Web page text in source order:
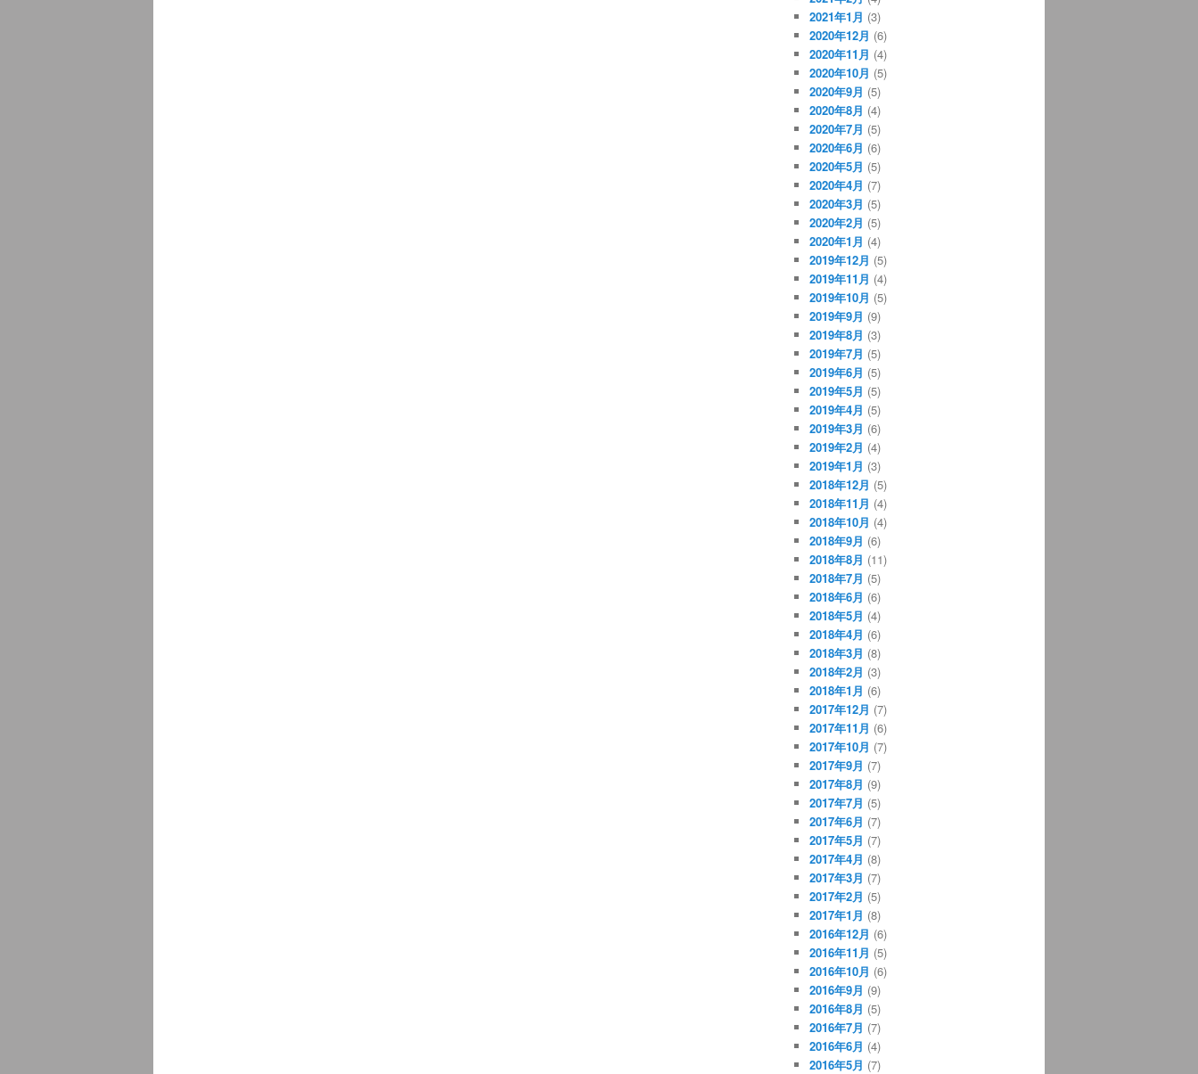
2021年1月 (3)
2020年12月 (6)
2020年11月 (4)
2020年10月 (5)
2020年9月 (5)
2020年8月 (4)
2020年7月 (5)
2020年6月 (6)
2020年5月 (5)
2020年4月 (7)
2020年3月 (5)
2020年2月 (5)
2020年1月 (4)
2019年12月 (5)
2019年11月 (4)
2019年10月 (5)
2019年9月 (9)
2019年8月 (3)
2019年7月 (5)
2019年6月 (5)
2019年5月 (5)
2019年4月 (5)
2019年3月 (6)
2019年2月 (4)
2019年1月 (3)
2018年12月 (5)
2018年11月 (4)
2018年10月 (4)
2018年9月 (6)
2018年8月 (11)
2018年7月 (5)
2018年6月 (6)
2018年5月 (4)
2018年4月 (6)
2018年3月 (8)
2018年2月 (3)
2018年1月 (6)
2017年12月 (7)
2017年11月 (6)
2017年10月 (7)
2017年9月 (7)
2017年8月 (9)
2017年7月 (5)
2017年6月 (7)
2017年5月 (7)
2017年4月 (8)
2017年3月 (7)
2017年2月 (5)
2017年1月 (8)
2016年12月 (6)
2016年11月 (5)
2016年10月 (6)
2016年9月 (9)
2016年8月 (5)
2016年7月 (7)
2016年6月 (4)
2016年5月 (7)